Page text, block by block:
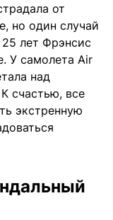
от
но один случай
лет Фрэнсис
У самолета Air
над
счастью, все
экстренную